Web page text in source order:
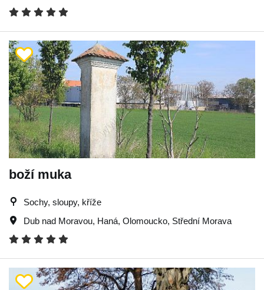
boží muka
Sochy, sloupy, kříže
Dub nad Moravou, Haná, Olomoucko, Střední Morava